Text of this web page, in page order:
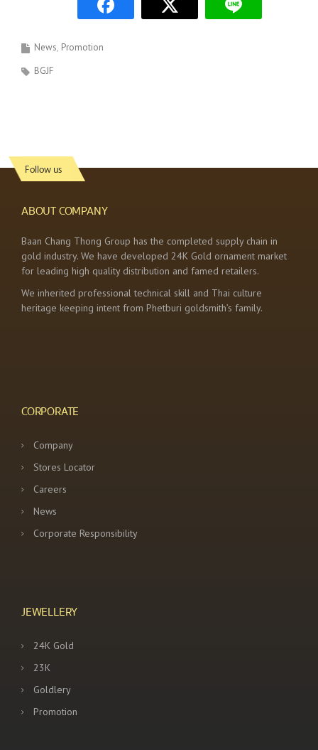
News Promotion
BGJF
Follow us
ABOUT COMPANY
Baan Chang Thong Group has the completed supply chain in
gold industry. We have developed 24K Gold ornament market
for leading high quality distribution and famed retailers.
We inherited professional technical skill and Thai culture
heritage keeping intent from Phetburi goldsmith’s family.
CORPORATE
Company
Stores Locator
Careers
News
Corporate Responsibility
JEWELLERY
24K Gold
23K
Goldlery
Promotion